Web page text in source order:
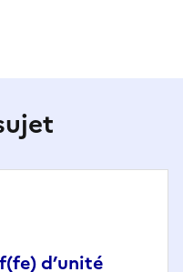
d’unité